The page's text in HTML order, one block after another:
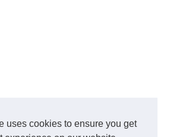
uses cookies to ensure you get